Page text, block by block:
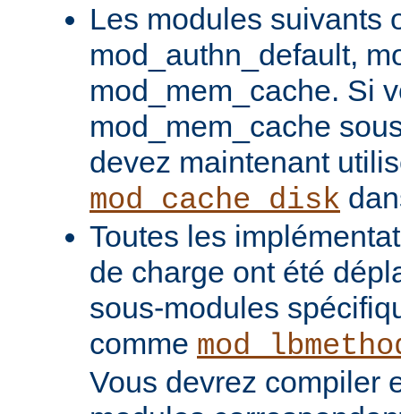
Les modules suivants
mod_authn_default,
mod_mem_cache. Si
mod_mem_cache
devez maintenant
mod_cache_disk
Toutes les
de charge ont été
sous-modules
comme
Vous devrez compiler